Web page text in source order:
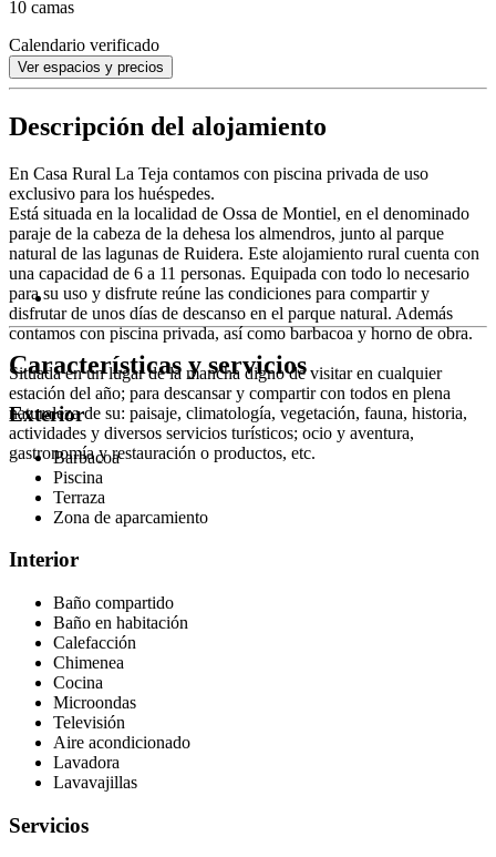
10 camas
Calendario verificado
Ver espacios y precios
Descripción del alojamiento
En Casa Rural La Teja contamos con piscina privada de uso
exclusivo para los huéspedes.
Está situada en la localidad de Ossa de Montiel, en el denominado
paraje de la cabeza de la dehesa los almendros, junto al parque
natural de las lagunas de Ruidera. Este alojamiento rural cuenta con
una capacidad de 6 a 11 personas. Equipada con todo lo necesario
para su uso y disfrute reúne las condiciones para compartir y
disfrutar de unos días de descanso en el parque natural. Además
contamos con piscina privada, así como barbacoa y horno de obra.
Situada en un lugar de la mancha digno de visitar en cualquier
estación del año; para descansar y compartir con todos en plena
naturaleza de su: paisaje, climatología, vegetación, fauna, historia,
actividades y diversos servicios turísticos; ocio y aventura,
gastronomía y restauración o productos, etc.
Características y servicios
Exterior
Barbacoa
Piscina
Terraza
Zona de aparcamiento
Interior
Baño compartido
Baño en habitación
Calefacción
Chimenea
Cocina
Microondas
Televisión
Aire acondicionado
Lavadora
Lavavajillas
Servicios